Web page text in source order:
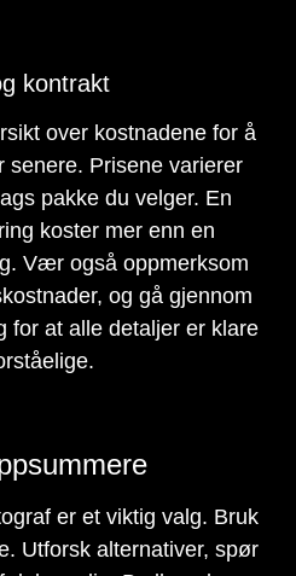
kontrakt
over kostnadene for å
senere. Prisene varierer
pakke du velger. En
koster mer enn en
Vær også oppmerksom
og gå gjennom
for at alle detaljer er klare
er et viktig valg. Bruk
Utforsk alternativer, spør